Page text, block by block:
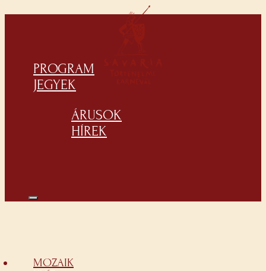
PROGRAM
JEGYEK
ÁRUSOK
HÍREK
MOZAIK